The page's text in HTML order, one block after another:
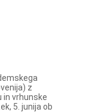
z
in vrhunske
5. junija ob